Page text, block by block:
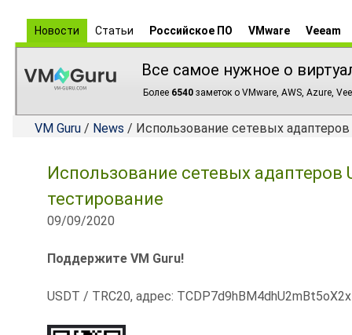
Новости Статьи Российское ПО VMware Veeam
Все самое нужное о
Более 6540 заметок о VMware, AWS, Azure,
VM Guru / News / Использование сетевых адаптеров
Использование сетевых адаптеров
тестирование
09/09/2020
Поддержите VM Guru!
USDT / TRC20, адрес: